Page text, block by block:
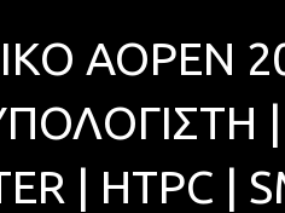
AOPEN
|
| HTPC |